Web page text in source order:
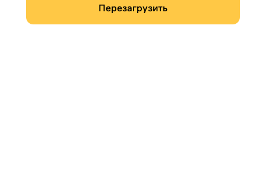
Перезагрузить